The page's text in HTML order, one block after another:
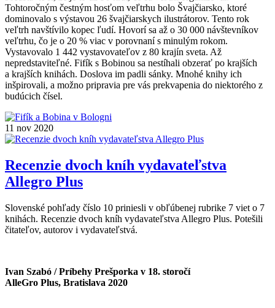
Tohtoročným čestným hosťom veľtrhu bolo Švajčiarsko, ktoré
dominovalo s výstavou 26 švajčiarskych ilustrátorov. Tento rok
veľtrh navštívilo kopec ľudí. Hovorí sa až o 30 000 návštevníkov
veľtrhu, čo je o 20 % viac v porovnaní s minulým rokom.
Vystavovalo 1 442 vystavovateľov z 80 krajín sveta. Až
nepredstaviteľné. Fifík s Bobinou sa nestíhali obzerať po krajších
a krajších knihách. Doslova im padli sánky. Mnohé knihy ich
inšpirovali, a možno pripravia pre vás prekvapenia do niektorého z
budúcich čísel.
11 nov 2020
Recenzie dvoch kníh vydavateľstva
Allegro Plus
Slovenské pohľady číslo 10 priniesli v obľúbenej rubrike 7 viet o 7
knihách. Recenzie dvoch kníh vydavateľstva Allegro Plus. Potešili
čitateľov, autorov i vydavateľstvá.
Ivan Szabó / Príbehy Prešporka v 18. storočí
AlleGro Plus, Bratislava 2020